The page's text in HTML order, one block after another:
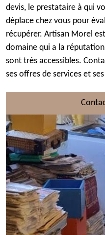
devis, le prestataire à qui
déplace chez vous pour
récupérer. Artisan Morel
domaine qui a la
sont très accessibles.
ses offres de services et